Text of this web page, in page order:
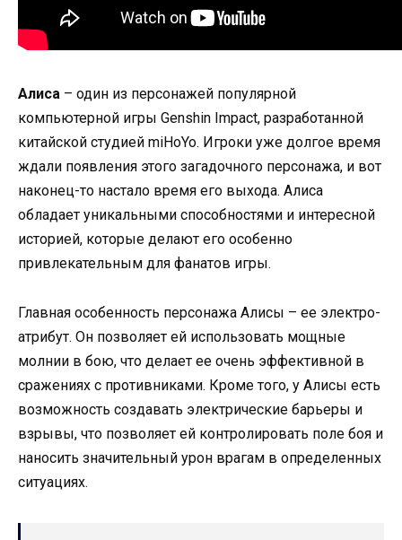
Алиса – один из персонажей популярной
компьютерной игры Genshin Impact, разработанной
китайской студией miHoYo. Игроки уже долгое время
ждали появления этого загадочного персонажа, и вот
наконец-то настало время его выхода. Алиса
обладает уникальными способностями и интересной
историей, которые делают его особенно
привлекательным для фанатов игры.
Главная особенность персонажа Алисы – ее электро-
атрибут. Он позволяет ей использовать мощные
молнии в бою, что делает ее очень эффективной в
сражениях с противниками. Кроме того, у Алисы есть
возможность создавать электрические барьеры и
взрывы, что позволяет ей контролировать поле боя и
наносить значительный урон врагам в определенных
ситуациях.